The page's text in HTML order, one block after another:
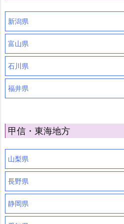
新潟県
富山県
石川県
福井県
甲信・東海地方
山梨県
長野県
静岡県